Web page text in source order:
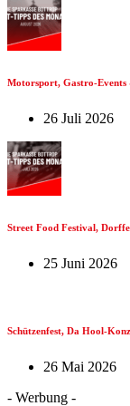
Motorsport, Gastro-Events
26 Juli 2026
Street Food Festival,
25 Juni 2026
Schützenfest, Da Hool-
26 Mai 2026
- Werbung -